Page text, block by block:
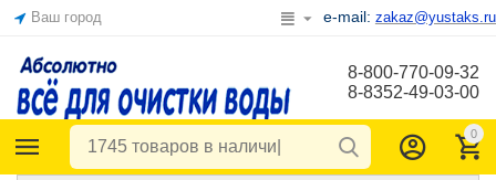
Ваш город e-mail: zakaz@yustaks.ru
8-800-770-09-32
8-8352-49-03-00
0